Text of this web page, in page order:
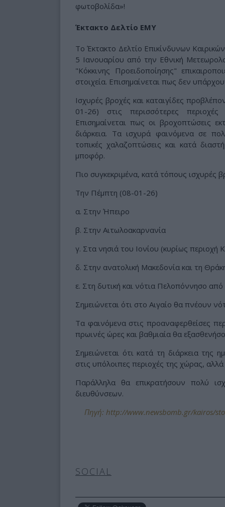
φωτοβολίδα»!
Έκτακτο Δελτίο ΕΜΥ
Το Έκτακτο Δελτίο Επικίνδυνων
5 Ιανουαρίου από την Εθνική
"Κόκκινης Προειδοποίησης"
στοιχεία. Επισημαίνεται πως δεν
Ισχυρές βροχές και καταιγίδες
01-26) στις περισσότερες
Επισημαίνεται πως οι βροχοπτώσεις
διάρκεια. Τα ισχυρά φαινόμενα σε
τοπικές χαλαζοπτώσεις και κατά
μποφόρ.
Πιο συγκεκριμένα, κατά τόπους ισχυρές
Την Πέμπτη (08-01-26)
α. Στην Ήπειρο
β. Στην Αιτωλοακαρνανία
γ. Στα νησιά του Ιονίου (κυρίως περιοχή
δ. Στην ανατολική Μακεδονία και τη
ε. Στη δυτική και νότια Πελοπόννησο
Σημειώνεται ότι στο Αιγαίο θα πνέουν
Τα φαινόμενα στις προαναφερθείσες
πρωινές ώρες και βαθμιαία θα
Σημειώνεται ότι κατά τη διάρκεια της
στις υπόλοιπες περιοχές της χώρας,
Παράλληλα θα επικρατήσουν πολύ
διευθύνσεων.
Πηγή: http://www.newsbomb.gr/kairos/
SOCIAL